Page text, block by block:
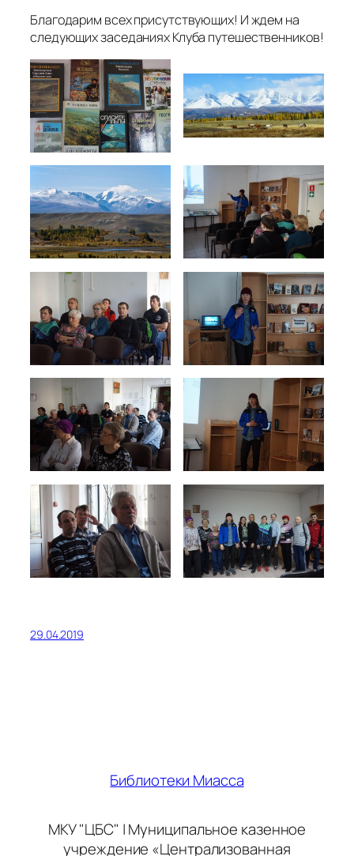
Благодарим всех присутствующих! И ждем на
следующих заседаниях Клуба путешественников!
29.04.2019
Библиотеки Миасса
МКУ "ЦБС" | Муниципальное казенное
учреждение «Централизованная